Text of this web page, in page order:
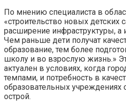
По мнению специалиста в
«строительство новых детских
расширение инфраструктуры, а
Чем раньше дети получат
образование, тем более
школу и во взрослую жизнь.»
актуален в условиях, когда
темпами, и потребность в
образовательных учреждениях
острой.